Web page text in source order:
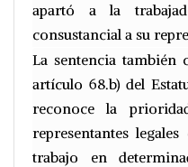
apartó a la
consustancial a su
La sentencia también
artículo 68.b) del
reconoce la
representantes
trabajo en